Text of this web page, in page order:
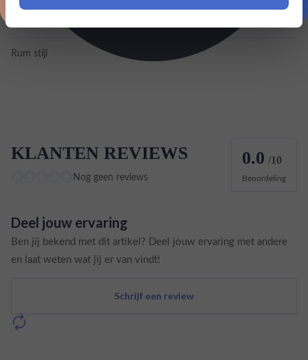
Rum stijl
KLANTEN REVIEWS
Nog geen reviews
0.0 /10
Beoordeling
Deel jouw ervaring
Ben jij bekend met dit artikel? Deel jouw ervaring met andere
en laat weten wat jij er van vindt!
Schrijf een review